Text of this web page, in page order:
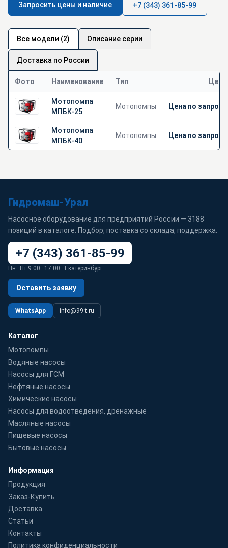
Запросить цены и наличие +7 (343) 361-85-99
Все модели (2) Описание серии
Доставка по России
Фото Наименование Тип Цена
Мотопомпа
МПБК-25
Мотопомпы Цена по запросу
Мотопомпа
МПБК-40
Мотопомпы Цена по запросу
Гидромаш-Урал
Насосное оборудование для предприятий России — 3188
позиций в каталоге. Подбор, поставка со склада, поддержка.
+7 (343) 361-85-99
Пн–Пт 9:00–17:00 · Екатеринбург
Оставить заявку
WhatsApp info@99-t.ru
Каталог
Мотопомпы
Водяные насосы
Насосы для ГСМ
Нефтяные насосы
Химические насосы
Насосы для водоотведения, дренажные
Масляные насосы
Пищевые насосы
Бытовые насосы
Информация
Продукция
Заказ-Купить
Доставка
Статьи
Контакты
Политика конфиденциальности